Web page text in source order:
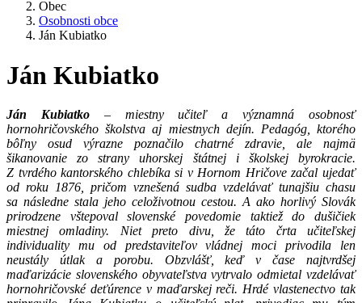
Obec
Osobnosti obce
Ján Kubiatko
Ján Kubiatko
Ján Kubiatko – miestny učiteľ a významná osobnosť
hornohričovského školstva aj miestnych dejín. Pedagóg, ktorého
bôľny osud výrazne poznačilo chatrné zdravie, ale najmä
šikanovanie zo strany uhorskej štátnej i školskej byrokracie.
Z tvrdého kantorského chlebíka si v Hornom Hričove začal ujedať
od roku 1876, pričom vznešená sudba vzdelávať tunajšiu chasu
sa následne stala jeho celoživotnou cestou. A ako horlivý Slovák
prirodzene vštepoval slovenské povedomie taktiež do dušičiek
miestnej omladiny. Niet preto divu, že táto črta učiteľskej
individuality mu od predstaviteľov vládnej moci privodila len
neustály útlak a porobu. Obzvlášť, keď v čase najtvrdšej
maďarizácie slovenského obyvateľstva vytrvalo odmietal vzdelávať
hornohričovské deťúrence v maďarskej reči. Hrdé vlastenectvo tak